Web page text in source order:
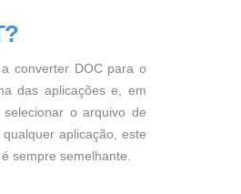
converter DOC para o
das aplicações e, em
o arquivo de
aplicação, este
sempre semelhante.